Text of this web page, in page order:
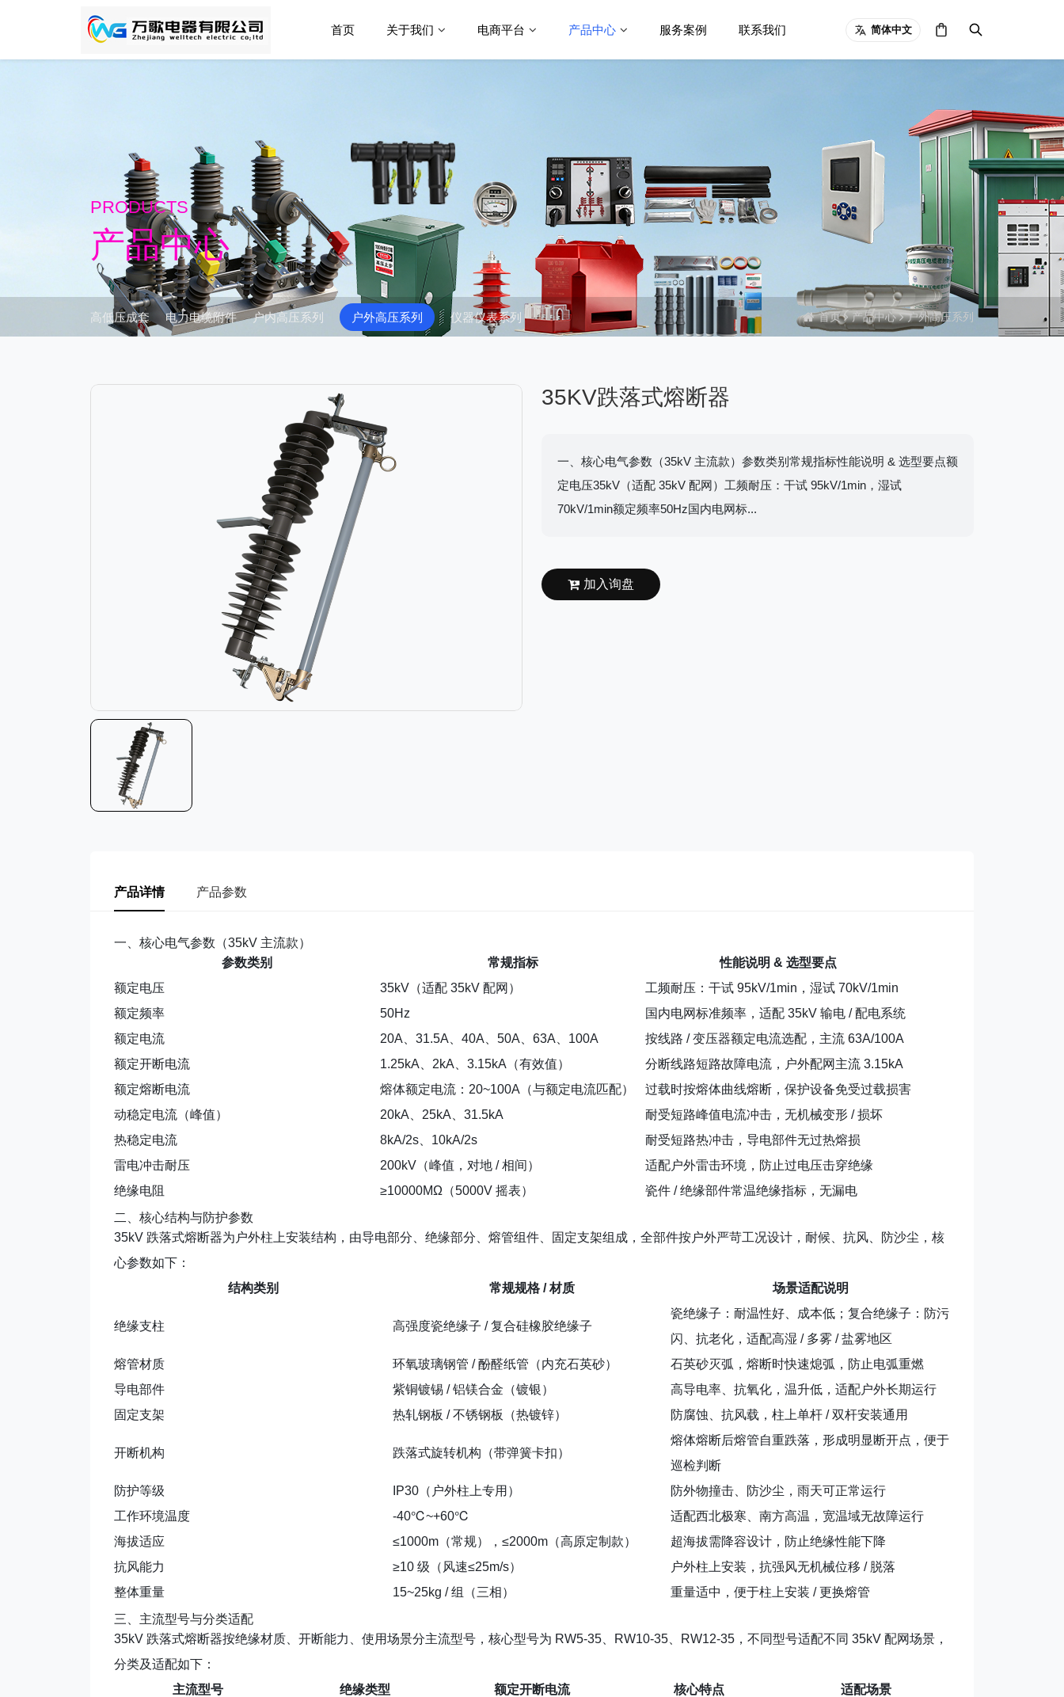
首页 关于我们 电商平台 产品中心 服务案例 联系我们 简体中文
PRODUCTS
产品中心
高低压成套 电力电缆附件 户内高压系列 户外高压系列 仪器仪表系列 首页 产品中心 户外高压系列
35KV跌落式熔断器
一、核心电气参数（35kV 主流款）参数类别常规指标性能说明 & 选型要点额
定电压35kV（适配 35kV 配网）工频耐压：干试 95kV/1min，湿试
70kV/1min额定频率50Hz国内电网标...
加入询盘
产品详情 产品参数
一、核心电气参数（35kV 主流款）
参数类别
常规指标
性能说明 & 选型要点
额定电压
35kV（适配 35kV 配网）
工频耐压：干试 95kV/1min，湿试 70kV/1min
额定频率
50Hz
国内电网标准频率，适配 35kV 输电 / 配电系统
额定电流
20A、31.5A、40A、50A、63A、100A
按线路 / 变压器额定电流选配，主流 63A/100A
额定开断电流
1.25kA、2kA、3.15kA（有效值）
分断线路短路故障电流，户外配网主流 3.15kA
额定熔断电流
熔体额定电流：20~100A（与额定电流匹配）
过载时按熔体曲线熔断，保护设备免受过载损害
动稳定电流（峰值）
20kA、25kA、31.5kA
耐受短路峰值电流冲击，无机械变形 / 损坏
热稳定电流
8kA/2s、10kA/2s
耐受短路热冲击，导电部件无过热熔损
雷电冲击耐压
200kV（峰值，对地 / 相间）
适配户外雷击环境，防止过电压击穿绝缘
绝缘电阻
≥10000MΩ（5000V 摇表）
瓷件 / 绝缘部件常温绝缘指标，无漏电
二、核心结构与防护参数
35kV 跌落式熔断器为 户外柱上安装结构 ，由导电部分、绝缘部分、熔管组件、固定支架组成，全部件按户外严苛工况设计，耐候、抗风、防沙尘，核
心参数如下：
结构类别
常规规格 / 材质 场景适配说明
绝缘支柱 高强度瓷绝缘子 / 复合硅橡胶绝缘子
瓷绝缘子：耐温性好、成本低；复合绝缘子：防污
闪、抗老化，适配高湿 / 多雾 / 盐雾地区
熔管材质
环氧玻璃钢管 / 酚醛纸管（内充石英砂）
石英砂灭弧，熔断时快速熄弧，防止电弧重燃
导电部件
紫铜镀锡 / 铝镁合金（镀银）
高导电率、抗氧化，温升低，适配户外长期运行
固定支架
热轧钢板 / 不锈钢板（热镀锌） 防腐蚀、抗风载，柱上单杆 / 双杆安装通用
开断机构 跌落式旋转机构（带弹簧卡扣）
熔体熔断后熔管自重跌落，形成明显断开点，便于
巡检判断
防护等级
IP30（户外柱上专用）
防外物撞击、防沙尘，雨天可正常运行
工作环境温度
-40℃~+60℃
适配西北极寒、南方高温，宽温域无故障运行
海拔适应
≤1000m（常规），≤2000m（高原定制款）
超海拔需降容设计，防止绝缘性能下降
抗风能力
≥10 级（风速≤25m/s）
户外柱上安装，抗强风无机械位移 / 脱落
整体重量
15~25kg / 组（三相）
重量适中，便于柱上安装 / 更换熔管
三、主流型号与分类适配
35kV 跌落式熔断器按绝缘材质、开断能力、使用场景分主流型号，核心型号为 RW5-35、RW10-35、RW12-35，不同型号适配不同 35kV 配网场景，
分类及适配如下：
主流型号
绝缘类型 额定开断电流 核心特点 适配场景